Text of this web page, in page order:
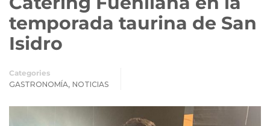
temporada taurina de San
Isidro
Categories
GASTRONOMÍA, NOTICIAS